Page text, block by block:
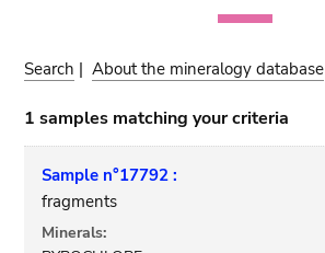
Search |About the mineralogy database
1 samples matching your criteria
Sample n°17792 :
fragments
Minerals: